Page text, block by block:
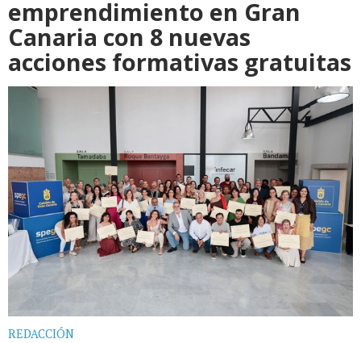
emprendimiento en Gran
Canaria con 8 nuevas
acciones formativas gratuitas
REDACCIÓN